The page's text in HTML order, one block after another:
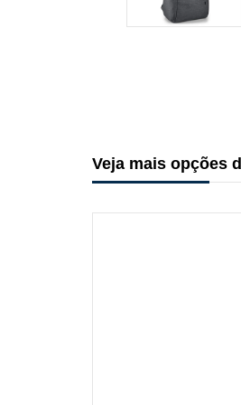
Veja mais opções